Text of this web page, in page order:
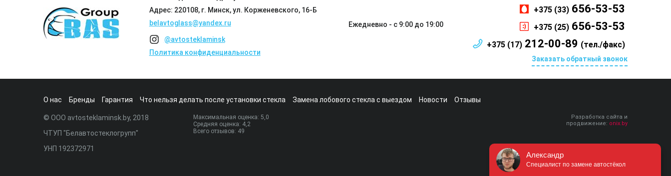
Адрес: 220108, г. Минск, ул. Корженевского, 16-Б
belavtoglass@yandex.ru
@avtosteklaminsk
Политика конфиденциальности
Ежедневно - с 9:00 до 19:00
+375 (33)656-53-53
+375 (25)656-53-53
+375 (17)212-00-89 (тел./факс)
Заказать обратный звонок
О нас Бренды Гарантия Что нельзя делать после установки стекла Замена лобового стекла с выездом Новости Отзывы
© ООО avtosteklaminsk.by, 2018
ЧТУП "Белавтостеклогрупп"
УНП 192372971
Максимальная оценка: 5,0
Средняя оценка: 4,2
Всего отзывов: 49
Разработка сайта и
продвижение: onix.by
Александр
Специалист по замене автостёкол